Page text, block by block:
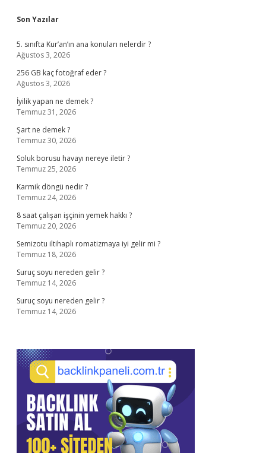
Sidebar
Son Yazılar
5. sınıfta Kur’an’ın ana konuları nelerdir ?
Ağustos 3, 2026
256 GB kaç fotoğraf eder ?
Ağustos 3, 2026
İyilik yapan ne demek ?
Temmuz 31, 2026
Şart ne demek ?
Temmuz 30, 2026
Soluk borusu havayı nereye iletir ?
Temmuz 25, 2026
Karmik döngü nedir ?
Temmuz 24, 2026
8 saat çalışan işçinin yemek hakkı ?
Temmuz 20, 2026
Semizotu iltihaplı romatizmaya iyi gelir mi ?
Temmuz 18, 2026
Suruç soyu nereden gelir ?
Temmuz 14, 2026
Suruç soyu nereden gelir ?
Temmuz 14, 2026